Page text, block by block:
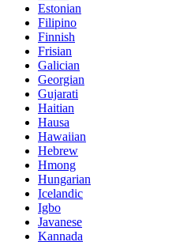
Estonian
Filipino
Finnish
Frisian
Galician
Georgian
Gujarati
Haitian
Hausa
Hawaiian
Hebrew
Hmong
Hungarian
Icelandic
Igbo
Javanese
Kannada